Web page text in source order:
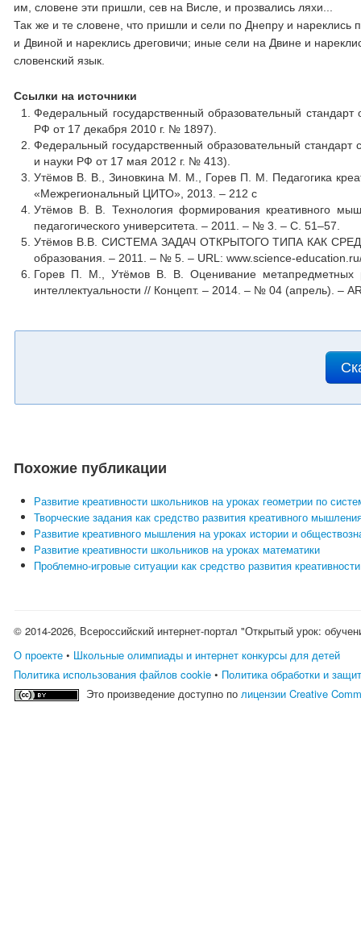
им, словене эти пришли, сев на Висле, и прозвались ляхи...
Так же и те словене, что пришли и сели по Днепру и
и Двиной и нареклись дреговичи; иные сели на Двине и
словенский язык.
Ссылки на источники
Федеральный государственный образовательный
РФ от 17 декабря 2010 г. № 1897).
Федеральный государственный образовательный
и науки РФ от 17 мая 2012 г. № 413).
Утёмов В. В., Зиновкина М. М., Горев П. М. Педагогика
«Межрегиональный ЦИТО», 2013. – 212 с
Утёмов В. В. Технология формирования креативного
педагогического университета. – 2011. – № 3. – С. 51–57.
Утёмов В.В. СИСТЕМА ЗАДАЧ ОТКРЫТОГО ТИПА КАК
образования. – 2011. – № 5. – URL: www.science-
Горев П. М., Утёмов В. В. Оценивание метапредметных
интеллектуальности // Концепт. – 2014. – № 04 (апрель). –
Похожие публикации
Развитие креативности школьников на уроках геометрии по
Творческие задания как средство развития креативного
Развитие креативного мышления на уроках истории и
Развитие креативности школьников на уроках математики
Проблемно-игровые ситуации как средство развития
© 2014-2026, Всероссийский интернет-портал "Открытый урок:
О проекте • Школьные олимпиады и интернет конкурсы для детей
Политика использования файлов cookie • Политика обработки и
Это произведение доступно полицензии Creative